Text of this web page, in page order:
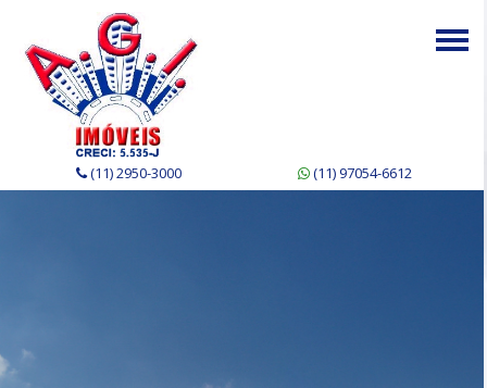
(11) 2950-3000 (11) 97054-6612